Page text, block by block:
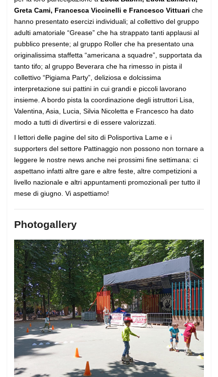
Greta Cami, Francesca Viccinelli e Francesco Vittuari che
hanno presentato esercizi individuali; al collettivo del gruppo
adulti amatoriale “Grease” che ha strappato tanti applausi al
pubblico presente; al gruppo Roller che ha presentato una
originalissima staffetta “americana a squadre”, supportata da
tanto tifo; al gruppo Beverara che ha rimesso in pista il
collettivo “Pigiama Party”, deliziosa e dolcissima
interpretazione sui pattini in cui grandi e piccoli lavorano
insieme. A bordo pista la coordinazione degli istruttori Lisa,
Valentina, Asia, Lucia, Silvia Nicoletta e Francesco ha dato
modo a tutti di divertirsi e di essere valorizzati.
I lettori delle pagine del sito di Polisportiva Lame e i
supporters del settore Pattinaggio non possono non tornare a
leggere le nostre news anche nei prossimi fine settimana: ci
aspettano infatti altre gare e altre feste, altre competizioni a
livello nazionale e altri appuntamenti promozionali per tutto il
mese di giugno. Vi aspettiamo!
Photogallery